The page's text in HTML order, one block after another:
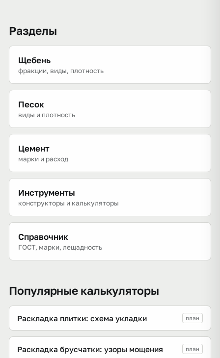
Разделы
Щебень
фракции, виды, плотность
Песок
виды и плотность
Цемент
марки и расход
Инструменты
конструкторы и калькуляторы
Справочник
ГОСТ, марки, лещадность
Популярные калькуляторы
Раскладка плитки: схема укладки план
Раскладка брусчатки: узоры мощения план